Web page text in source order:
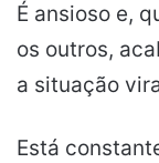
É ansioso e,
os outros,
a situação
Está